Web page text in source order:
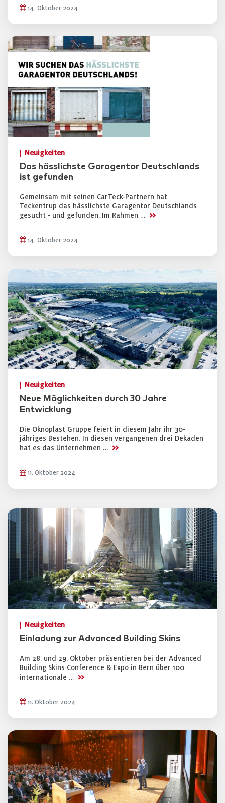
14. Oktober 2024
Neuigkeiten
Das hässlichste Garagentor Deutschlands
ist gefunden
Gemeinsam mit seinen CarTeck-Partnern hat
Teckentrup das hässlichste Garagentor Deutschlands
gesucht - und gefunden. Im Rahmen … >>
14. Oktober 2024
Neuigkeiten
Neue Möglichkeiten durch 30 Jahre
Entwicklung
Die Oknoplast Gruppe feiert in diesem Jahr ihr 30-
jähriges Bestehen. In diesen vergangenen drei Dekaden
hat es das Unternehmen … >>
11. Oktober 2024
Neuigkeiten
Einladung zur Advanced Building Skins
Am 28. und 29. Oktober präsentieren bei der Advanced
Building Skins Conference & Expo in Bern über 100
internationale … >>
11. Oktober 2024